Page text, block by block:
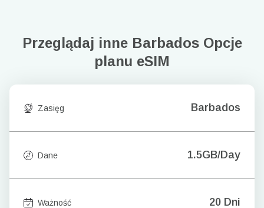
Przeglądaj inne Barbados Opcje
planu eSIM
Zasięg Barbados
Dane 1.5GB/Day
Ważność 20 Dni